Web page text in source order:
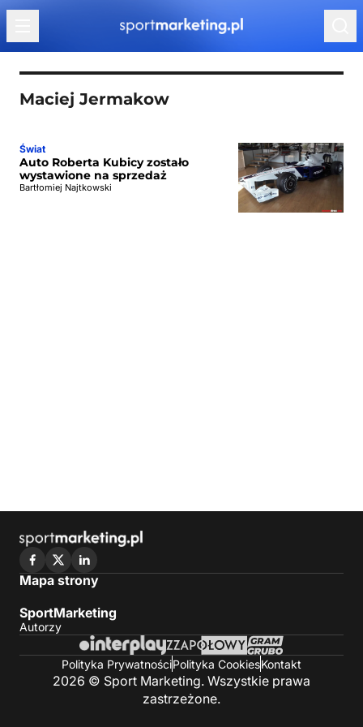
Przejdź do treści
Maciej Jermakow
Świat
Auto Roberta Kubicy zostało
wystawione na sprzedaż
Bartłomiej Najtkowski
Mapa strony
SportMarketing
Autorzy
Polityka PrywatnościPolityka CookiesKontakt
2026 © Sport Marketing. Wszystkie prawa
zastrzeżone.